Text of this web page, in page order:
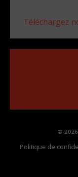
Téléchargez
© 2026
Politique de